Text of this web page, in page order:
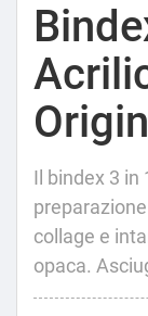
Il bindex 3 in
collage e
opaca.